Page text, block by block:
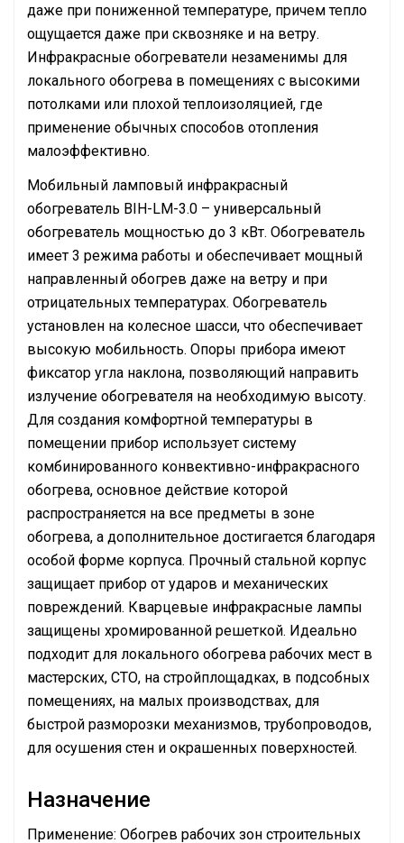
даже при пониженной температуре, причем тепло
ощущается даже при сквозняке и на ветру.
Инфракрасные обогреватели незаменимы для
локального обогрева в помещениях с высокими
потолками или плохой теплоизоляцией, где
применение обычных способов отопления
малоэффективно.
Мобильный ламповый инфракрасный
обогреватель BIH-LM-3.0 – универсальный
обогреватель мощностью до 3 кВт. Обогреватель
имеет 3 режима работы и обеспечивает мощный
направленный обогрев даже на ветру и при
отрицательных температурах. Обогреватель
установлен на колесное шасси, что обеспечивает
высокую мобильность. Опоры прибора имеют
фиксатор угла наклона, позволяющий направить
излучение обогревателя на необходимую высоту.
Для создания комфортной температуры в
помещении прибор использует систему
комбинированного конвективно-инфракрасного
обогрева, основное действие которой
распространяется на все предметы в зоне
обогрева, а дополнительное достигается благодаря
особой форме корпуса. Прочный стальной корпус
защищает прибор от ударов и механических
повреждений. Кварцевые инфракрасные лампы
защищены хромированной решеткой. Идеально
подходит для локального обогрева рабочих мест в
мастерских, СТО, на стройплощадках, в подсобных
помещениях, на малых производствах, для
быстрой разморозки механизмов, трубопроводов,
для осушения стен и окрашенных поверхностей.
Назначение
Применение: Обогрев рабочих зон строительных